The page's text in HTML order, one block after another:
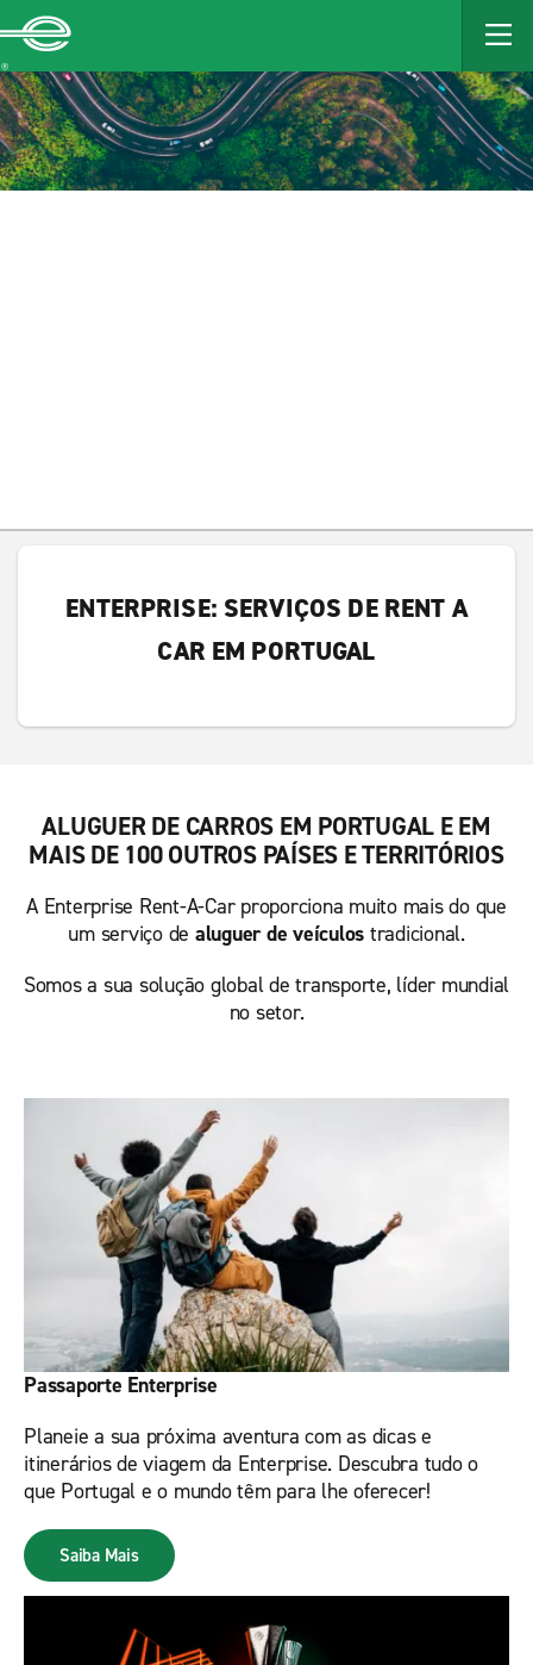
MAIN
CONTENT
Enterprise
ENTERPRISE: SERVIÇOS DE RENT A
CAR EM PORTUGAL
ALUGUER DE CARROS EM PORTUGAL E EM
MAIS DE 100 OUTROS PAÍSES E TERRITÓRIOS
A Enterprise Rent-A-Car proporciona muito mais do que
um serviço de aluguer de veículos tradicional.
Somos a sua solução global de transporte, líder mundial
no setor.
Passaporte Enterprise
Planeie a sua próxima aventura com as dicas e
itinerários de viagem da Enterprise. Descubra tudo o
que Portugal e o mundo têm para lhe oferecer!
Saiba Mais